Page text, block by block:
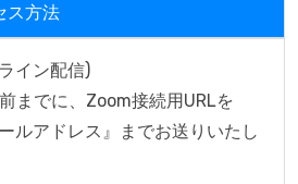
ス方法
イン配信)
までに、Zoom接続用URLを
ルアドレス』までお送りいたし